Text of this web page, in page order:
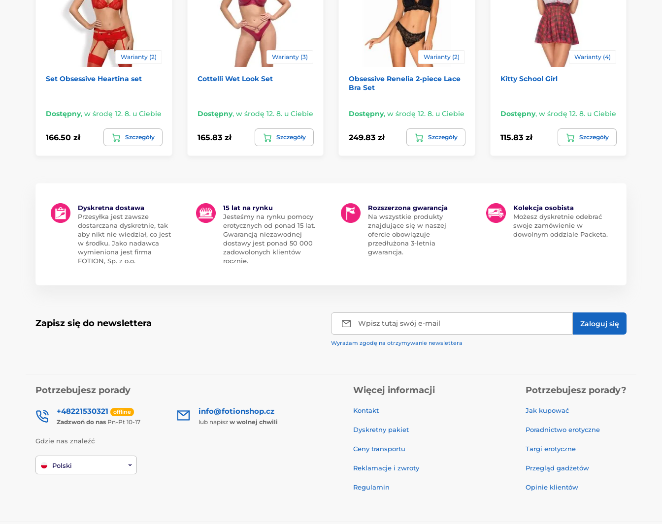
Warianty (2)
Set Obsessive Heartina set
Dostępny, w środę 12. 8. u Ciebie
166.50 zł Szczegóły
Warianty (3)
Cottelli Wet Look Set
Dostępny, w środę 12. 8. u Ciebie
165.83 zł Szczegóły
Warianty (2)
Obsessive Renelia 2-piece Lace
Bra Set
Dostępny, w środę 12. 8. u Ciebie
249.83 zł Szczegóły
Warianty (4)
Kitty School Girl
Dostępny, w środę 12. 8. u Ciebie
115.83 zł Szczegóły
Dyskretna dostawa
Przesyłka jest zawsze
dostarczana dyskretnie, tak
aby nikt nie wiedział, co jest
w środku. Jako nadawca
wymieniona jest firma
FOTION, Sp. z o.o.
15 lat na rynku
Jesteśmy na rynku pomocy
erotycznych od ponad 15 lat.
Gwarancją niezawodnej
dostawy jest ponad 50 000
zadowolonych klientów
rocznie.
Rozszerzona gwarancja
Na wszystkie produkty
znajdujące się w naszej
ofercie obowiązuje
przedłużona 3-letnia
gwarancja.
Kolekcja osobista
Możesz dyskretnie odebrać
swoje zamówienie w
dowolnym oddziale Packeta.
Zapisz się do newslettera Wpisz tutaj swój e-mail Zaloguj się
Wyrażam zgodę na otrzymywanie newslettera
Potrzebujesz porady
+48221530321 offline
Zadzwoń do nas Pn-Pt 10-17
info@fotionshop.cz
lub napisz w wolnej chwili
Gdzie nas znaleźć
Polski
Więcej informacji
Kontakt
Dyskretny pakiet
Ceny transportu
Reklamacje i zwroty
Regulamin
Potrzebujesz porady?
Jak kupować
Poradnictwo erotyczne
Targi erotyczne
Przegląd gadżetów
Opinie klientów